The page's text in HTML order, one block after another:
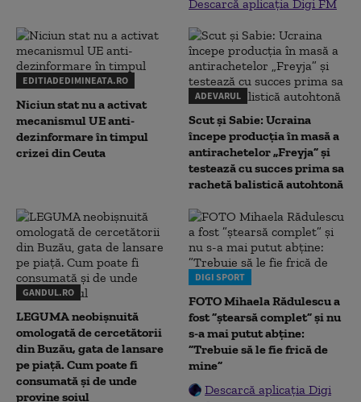
Descarcă aplicația Digi FM
EDITIADEDIMINEATA.RO
Niciun stat nu a activat
mecanismul UE anti-
dezinformare în timpul
crizei din Ceuta
ADEVARUL
Scut și Sabie: Ucraina
începe producția în masă a
antirachetelor „Freyja” și
testează cu succes prima sa
rachetă balistică autohtonă
GANDUL.RO
LEGUMA neobișnuită
omologată de cercetătorii
din Buzău, gata de lansare
pe piață. Cum poate fi
consumată și de unde
provine soiul
DIGI SPORT
FOTO Mihaela Rădulescu a
fost ”ștearsă complet” și nu
s-a mai putut abține:
”Trebuie să le fie frică de
mine”
Descarcă aplicația Digi